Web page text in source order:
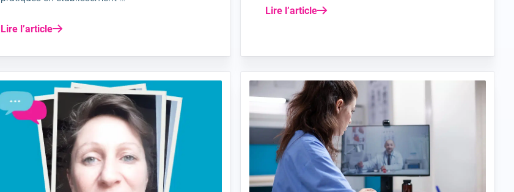
Lire l’article
Lire l’article